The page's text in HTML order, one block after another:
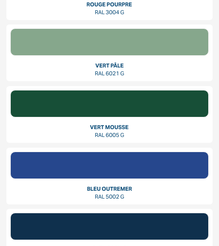
ROUGE POURPRE
RAL 3004 G
VERT PÂLE
RAL 6021 G
VERT MOUSSE
RAL 6005 G
BLEU OUTREMER
RAL 5002 G